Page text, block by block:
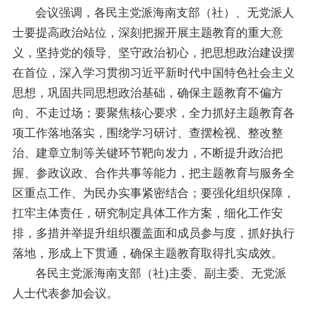
会议强调，各民主党派海南支部（社）、无党派人
士要提高政治站位，深刻把握开展主题教育的重大意
义，坚持党的领导、坚守政治初心，把思想政治建设摆
在首位，深入学习贯彻习近平新时代中国特色社会主义
思想，巩固共同思想政治基础，确保主题教育不偏方
向、不走过场；要聚焦核心要求，全力抓好主题教育各
项工作落地落实，围绕学习研讨、查摆检视、整改整
治、建章立制等关键环节靶向发力，不断提升政治把
握、参政议政、合作共事等能力，把主题教育与服务全
区重点工作、为民办实事紧密结合；要强化组织保障，
扛牢主体责任，研究制定具体工作方案，细化工作安
排，多措并举提升组织覆盖面和成员参与度，抓好执行
落地，形成上下贯通，确保主题教育取得扎实成效。
各民主党派海南支部（社)主委、副主委、无党派
人士代表参加会议。